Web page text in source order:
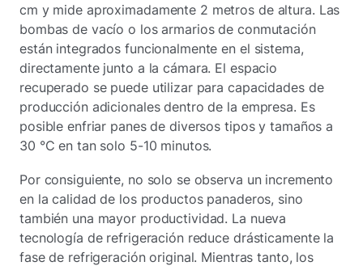
cm y mide aproximadamente 2 metros de altura. Las
bombas de vacío o los armarios de conmutación
están integrados funcionalmente en el sistema,
directamente junto a la cámara. El espacio
recuperado se puede utilizar para capacidades de
producción adicionales dentro de la empresa. Es
posible enfriar panes de diversos tipos y tamaños a
30 °C en tan solo 5-10 minutos.
Por consiguiente, no solo se observa un incremento
en la calidad de los productos panaderos, sino
también una mayor productividad. La nueva
tecnología de refrigeración reduce drásticamente la
fase de refrigeración original. Mientras tanto, los